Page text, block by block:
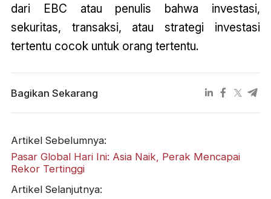
dari EBC atau penulis bahwa investasi,
sekuritas, transaksi, atau strategi investasi
tertentu cocok untuk orang tertentu.
Bagikan Sekarang
Artikel Sebelumnya:
Pasar Global Hari Ini: Asia Naik, Perak Mencapai
Rekor Tertinggi
Artikel Selanjutnya: